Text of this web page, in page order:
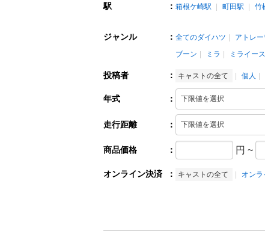
駅 ： 箱根ケ崎駅 町田駅 竹
ジャンル ： 全てのダイハツ アトレ
ブーン
ミラ ミライース
投稿者 ： キャストの全て 個人
年式 ：
走行距離 ：
商品価格 ： 円 ~
オンライン決済 ： キャストの全て オン